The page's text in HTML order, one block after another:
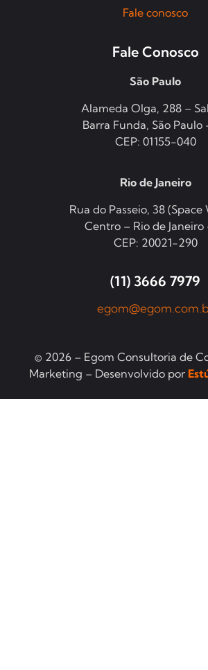
Fale conosco
Fale Conosco
São Paulo
Alameda Olga, 288 –
Barra Funda, São Paulo
CEP: 01155-040
Rio de Janeiro
Rua do Passeio, 38 (Space
Centro – Rio de Janeiro
CEP: 20021-290
(11) 3666 7979
© 2026 – Egom Consultoria de
Marketing – Desenvolvido por